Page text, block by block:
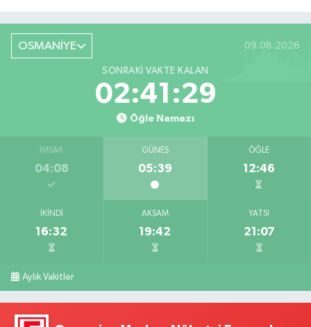
OSMANİYE 09.08.2026
SONRAKI VAKTE KALAN
02:41:28
Öğle Namazı
İMSAK
04:08
GÜNEŞ
05:39
ÖĞLE
12:46
İKINDI
16:32
AKŞAM
19:42
YATSI
21:07
Aylık Vakitler